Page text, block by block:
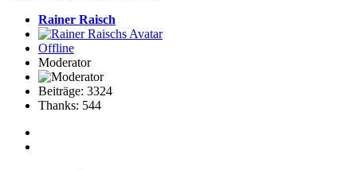
Rainer Raisch
Offline
Moderator
Beiträge: 3324
Thanks: 544